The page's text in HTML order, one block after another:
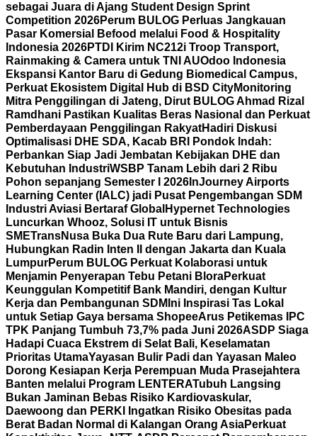
sebagai Juara di Ajang Student Design Sprint
Competition 2026Perum BULOG Perluas Jangkauan
Pasar Komersial Befood melalui Food & Hospitality
Indonesia 2026PTDI Kirim NC212i Troop Transport,
Rainmaking & Camera untuk TNI AUOdoo Indonesia
Ekspansi Kantor Baru di Gedung Biomedical Campus,
Perkuat Ekosistem Digital Hub di BSD CityMonitoring
Mitra Penggilingan di Jateng, Dirut BULOG Ahmad Rizal
Ramdhani Pastikan Kualitas Beras Nasional dan Perkuat
Pemberdayaan Penggilingan RakyatHadiri Diskusi
Optimalisasi DHE SDA, Kacab BRI Pondok Indah:
Perbankan Siap Jadi Jembatan Kebijakan DHE dan
Kebutuhan IndustriWSBP Tanam Lebih dari 2 Ribu
Pohon sepanjang Semester I 2026 InJourney Airports
Learning Center (IALC) jadi Pusat Pengembangan SDM
Industri Aviasi Bertaraf Global Hypernet Technologies
Luncurkan Whooz, Solusi IT untuk Bisnis
SMETransNusa Buka Dua Rute Baru dari Lampung,
Hubungkan Radin Inten II dengan Jakarta dan Kuala
LumpurPerum BULOG Perkuat Kolaborasi untuk
Menjamin Penyerapan Tebu Petani BloraPerkuat
Keunggulan Kompetitif Bank Mandiri, dengan Kultur
Kerja dan Pembangunan SDM Ini Inspirasi Tas Lokal
untuk Setiap Gaya bersama ShopeeArus Petikemas IPC
TPK Panjang Tumbuh 73,7% pada Juni 2026ASDP Siaga
Hadapi Cuaca Ekstrem di Selat Bali, Keselamatan
Prioritas UtamaYayasan Bulir Padi dan Yayasan Maleo
Dorong Kesiapan Kerja Perempuan Muda Prasejahtera
Banten melalui Program LENTERATubuh Langsing
Bukan Jaminan Bebas Risiko Kardiovaskular,
Daewoong dan PERKI Ingatkan Risiko Obesitas pada
Berat Badan Normal di Kalangan Orang AsiaPerkuat